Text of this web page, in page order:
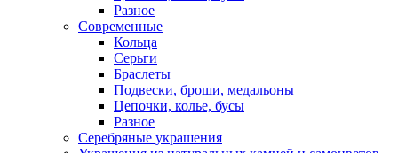
Разное
Современные
Кольца
Серьги
Браслеты
Подвески, броши, медальоны
Цепочки, колье, бусы
Разное
Серебряные украшения